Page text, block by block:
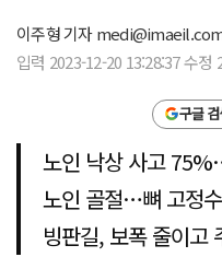
이주형 기자
입력 2023-12-20 13:28:37 수정
구글
노인 낙상 사고
노인 골절…뼈 고정
빙판길, 보폭 줄이고